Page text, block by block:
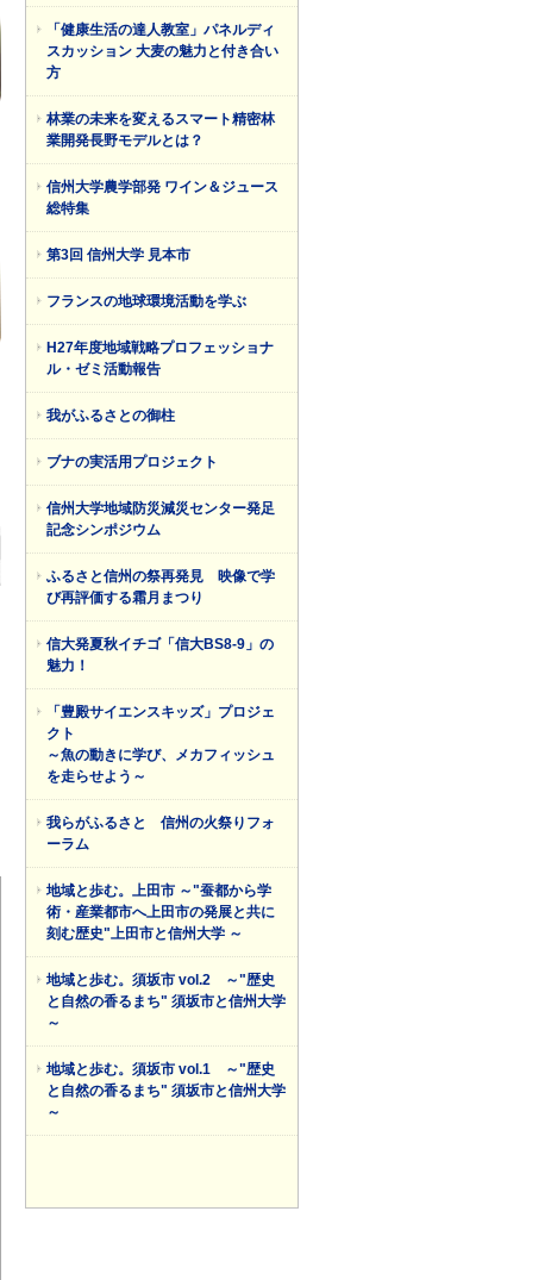
「健康生活の達人教室」パネルディ
スカッション 大麦の魅力と付き合い
方
林業の未来を変えるスマート精密林
業開発長野モデルとは？
信州大学農学部発 ワイン＆ジュース
総特集
第3回 信州大学 見本市
フランスの地球環境活動を学ぶ
H27年度地域戦略プロフェッショナ
ル・ゼミ活動報告
我がふるさとの御柱
ブナの実活用プロジェクト
信州大学地域防災減災センター発足
記念シンポジウム
ふるさと信州の祭再発見 映像で学
び再評価する霜月まつり
信大発夏秋イチゴ「信大BS8-9」の
魅力！
「豊殿サイエンスキッズ」プロジェ
クト
～魚の動きに学び、メカフィッシュ
を走らせよう～
我らがふるさと 信州の火祭りフォ
ーラム
地域と歩む。上田市 ～"蚕都から学
術・産業都市へ上田市の発展と共に
刻む歴史"上田市と信州大学 ～
地域と歩む。須坂市 vol.2 ～"歴史
と自然の香るまち" 須坂市と信州大学
～
地域と歩む。須坂市 vol.1 ～"歴史
と自然の香るまち" 須坂市と信州大学
～